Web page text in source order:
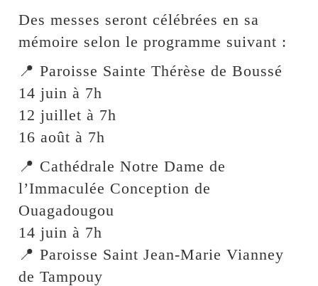
Des messes seront célébrées en sa
mémoire selon le programme suivant :
📍 Paroisse Sainte Thérèse de Boussé
14 juin à 7h
12 juillet à 7h
16 août à 7h
📍 Cathédrale Notre Dame de
l’Immaculée Conception de
Ouagadougou
14 juin à 7h
📍 Paroisse Saint Jean-Marie Vianney
de Tampouy